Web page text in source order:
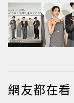
網友都在看